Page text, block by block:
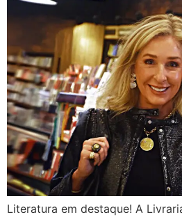
Literatura em destaque! A